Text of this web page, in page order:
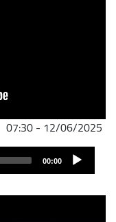
12/06/2025 - 07:30
ملف
الصوت
Audio
Player
00:00